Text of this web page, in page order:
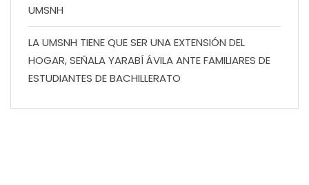
UMSNH
LA UMSNH TIENE QUE SER UNA EXTENSIÓN DEL
HOGAR, SEÑALA YARABÍ ÁVILA ANTE FAMILIARES DE
ESTUDIANTES DE BACHILLERATO